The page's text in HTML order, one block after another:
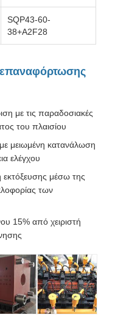
SQP43-60-
38+A2F28
με τις παραδοσιακές
του πλαισίου
μειωμένη κατανάλωση
ελέγχου
μέσω της
των
15% από χειριστή